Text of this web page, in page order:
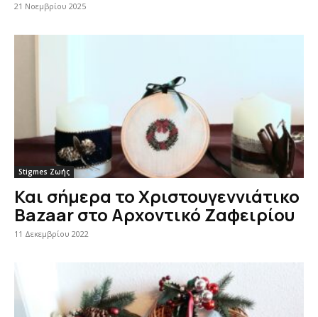
21 Νοεμβρίου 2025
Stigmes Ζωής
Και σήμερα το Χριστουγεννιάτικο
Bazaar στο Αρχοντικό Ζαφειρίου
11 Δεκεμβρίου 2022